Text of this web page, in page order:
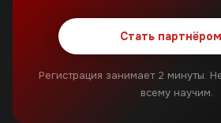
Стать партнёром
Регистрация занимает 2 минуты.
всему научим.